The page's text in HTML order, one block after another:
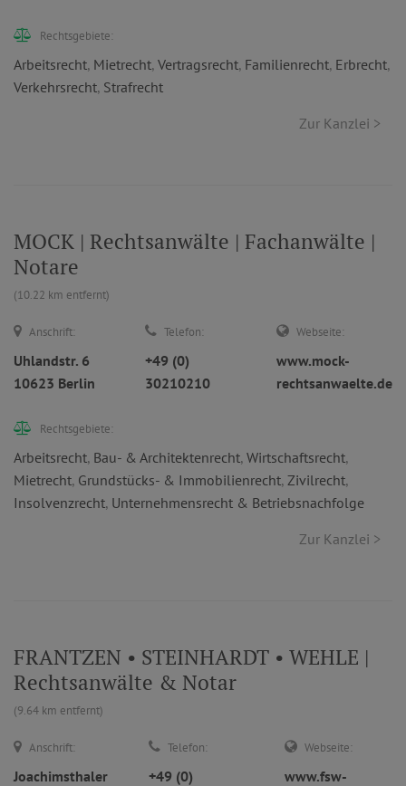
Rechtsgebiete:
Arbeitsrecht, Mietrecht, Vertragsrecht, Familienrecht, Erbrecht,
Verkehrsrecht, Strafrecht
Zur Kanzlei >
MOCK | Rechtsanwälte | Fachanwälte |
Notare
(10.22 km entfernt)
Anschrift:
Uhlandstr. 6
10623 Berlin
Telefon:
+49 (0)
30210210
Webseite:
www.mock-
rechtsanwaelte.de
Rechtsgebiete:
Arbeitsrecht, Bau- & Architektenrecht, Wirtschaftsrecht,
Mietrecht, Grundstücks- & Immobilienrecht, Zivilrecht,
Insolvenzrecht, Unternehmensrecht & Betriebsnachfolge
Zur Kanzlei >
FRANTZEN • STEINHARDT • WEHLE |
Rechtsanwälte & Notar
(9.64 km entfernt)
Anschrift:
Joachimsthaler
Telefon:
+49 (0)
Webseite:
www.fsw-